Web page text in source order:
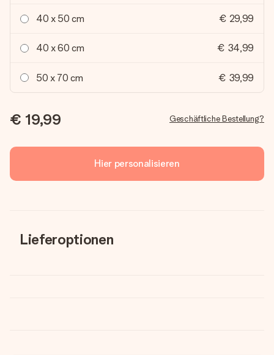
40 x 50 cm € 29,99
40 x 60 cm € 34,99
50 x 70 cm € 39,99
€ 19,99 Geschäftliche Bestellung?
Hier personalisieren
Lieferoptionen